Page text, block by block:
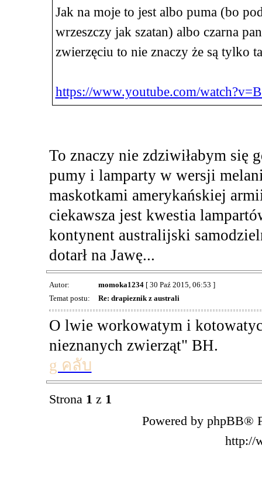
Jak na moje to jest albo puma (bo
wrzeszczy jak szatan) albo czarna
zwierzęciu to nie znaczy że są tylko
https://www.youtube.com/
To znaczy nie zdziwiłabym się
pumy i lamparty w wersji
maskotkami amerykańskiej
ciekawsza jest kwestia
kontynent australijski
dotarł na Jawę...
Autor: momoka1234[ 30 Paź 2015, 06:53 ]
Temat postu:
Re: drapieznik z australi
O lwie workowatym i
nieznanych zwierząt" BH.
g คลับ
Strona 1 z 1
Powered by phpBB®
http://